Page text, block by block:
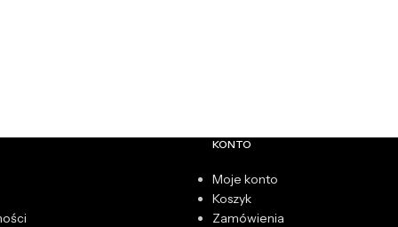
KONTO
Moje konto
Koszyk
Zamówienia